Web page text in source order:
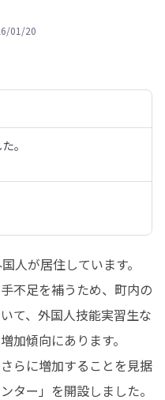
01/20
。
人が居住しています。
不足を補うため、町内の
て、外国人技能実習生な
加傾向にあります。
らに増加することを見据
ター」を開設しました。